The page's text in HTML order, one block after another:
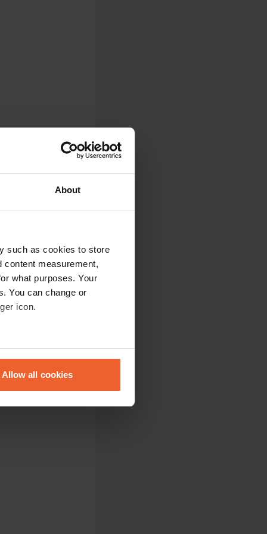
About
such as cookies to store
content measurement,
what purposes. Your
You can change or
icon.
meters
our traffic. We also share
Allow all cookies
alles gratis!